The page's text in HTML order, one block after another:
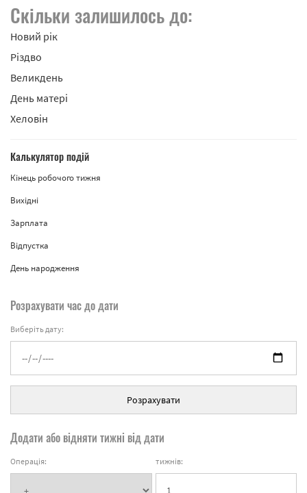
Скільки залишилось до:
Новий рік
Різдво
Великдень
День матері
Хеловін
Калькулятор подій
Кінець робочого тижня
Вихідні
Зарплата
Відпустка
День народження
Розрахувати час до дати
Виберіть дату:
Розрахувати
Додати або відняти тижні від дати
Операція: тижнів: